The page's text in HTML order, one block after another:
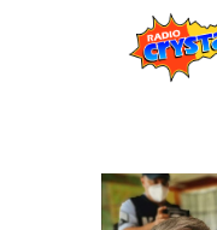
Estaciones